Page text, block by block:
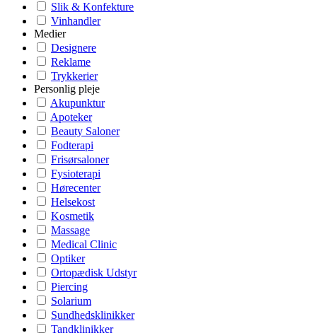
Slik & Konfekture
Vinhandler
Medier
Designere
Reklame
Trykkerier
Personlig pleje
Akupunktur
Apoteker
Beauty Saloner
Fodterapi
Frisørsaloner
Fysioterapi
Hørecenter
Helsekost
Kosmetik
Massage
Medical Clinic
Optiker
Ortopædisk Udstyr
Piercing
Solarium
Sundhedsklinikker
Tandklinikker